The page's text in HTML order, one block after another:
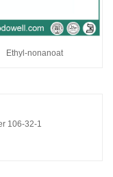
Ethyl-nonanoat
106-32-1